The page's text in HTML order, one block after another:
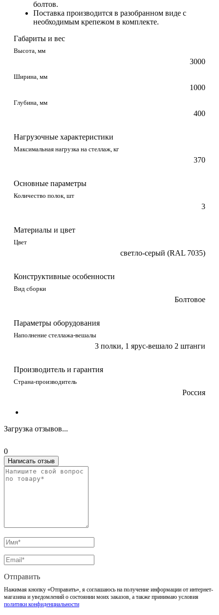
болтов.
Поставка производится в разобранном виде с
необходимым крепежом в комплекте.
Габариты и вес
Высота, мм
3000
Ширина, мм
1000
Глубина, мм
400
Нагрузочные характеристики
Максимальная нагрузка на стеллаж, кг
370
Основные параметры
Количество полок, шт
3
Материалы и цвет
Цвет
светло-серый (RAL 7035)
Конструктивные особенности
Вид сборки
Болтовое
Параметры оборудования
Наполнение стеллажа-вешалы
3 полки, 1 ярус-вешало 2 штанги
Производитель и гарантия
Страна-производитель
Россия
Загрузка отзывов...
0
Написать отзыв
Отправить
Нажимая кнопку «Отправить», я соглашаюсь на получение информации от интернет-
магазина и уведомлений о состоянии моих заказов, а также принимаю условия
политики конфиденциальности